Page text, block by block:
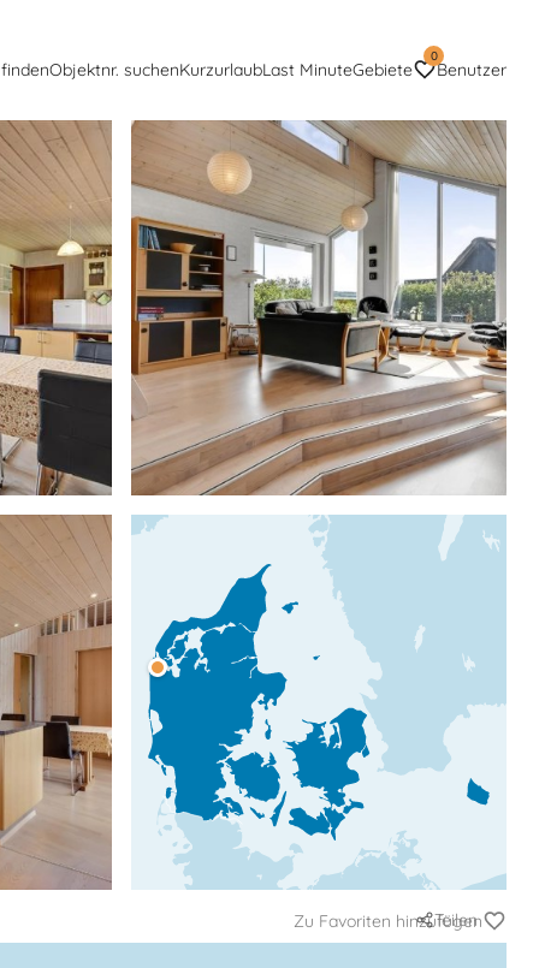
Objektnr. suchenKurzurlaubLast MinuteGebiete
0
Benutzer
Zu Favoriten hinzufügen
Teilen